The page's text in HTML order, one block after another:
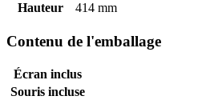
Hauteur
414 mm
Contenu de l'emballage
Écran inclus
Souris incluse